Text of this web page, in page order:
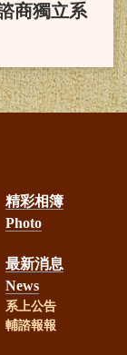
SUPER
榮獲本
計畫
、趙淑
老
績優
商獨立系
精彩相簿
Photo
最新消息
News
系上公告
輔諮報報